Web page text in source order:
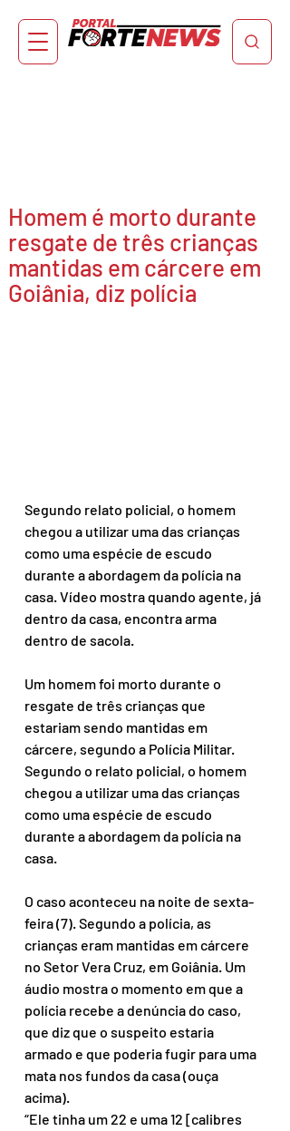
Homem é morto durante
resgate de três crianças
mantidas em cárcere em
Goiânia, diz polícia
Segundo relato policial, o homem
chegou a utilizar uma das crianças
como uma espécie de escudo
durante a abordagem da polícia na
casa. Vídeo mostra quando agente, já
dentro da casa, encontra arma
dentro de sacola.
Um homem foi morto durante o
resgate de três crianças que
estariam sendo mantidas em
cárcere, segundo a Polícia Militar.
Segundo o relato policial, o homem
chegou a utilizar uma das crianças
como uma espécie de escudo
durante a abordagem da polícia na
casa.
O caso aconteceu na noite de sexta-
feira (7). Segundo a polícia, as
crianças eram mantidas em cárcere
no Setor Vera Cruz, em Goiânia. Um
áudio mostra o momento em que a
polícia recebe a denúncia do caso,
que diz que o suspeito estaria
armado e que poderia fugir para uma
mata nos fundos da casa (ouça
acima).
“Ele tinha um 22 e uma 12 [calibres